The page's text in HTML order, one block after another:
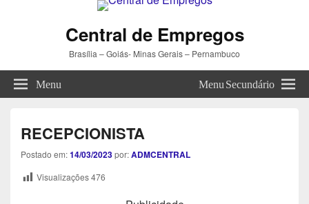
Central de Empregos
Brasília – Goiás- Minas Gerais – Pernambuco
Menu Menu Secundário
RECEPCIONISTA
Postado em:14/03/2023por:ADMCENTRAL
Visualizações476